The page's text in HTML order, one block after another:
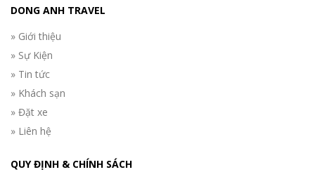
DONG ANH TRAVEL
» Giới thiệu
» Sự Kiện
» Tin tức
» Khách sạn
» Đặt xe
» Liên hệ
QUY ĐỊNH & CHÍNH SÁCH